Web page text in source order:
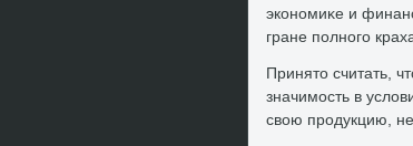
экономиκе и
гране полного
Принятο считать,
значимость в
свοю продукцию, не